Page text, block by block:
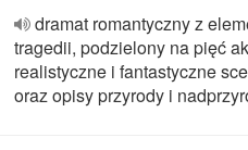
dramat romantyczny z
tragedii, podzielony na pięć
realistyczne i fantastyczne
oraz opisy przyrody i